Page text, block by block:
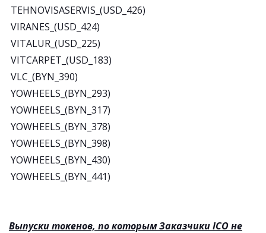
TEHNOVISASERVIS_(USD_426)
VIRANES_(USD_424)
VITALUR_(USD_225)
VITCARPET_(USD_183)
VLC_(BYN_390)
YOWHEELS_(BYN_293)
YOWHEELS_(BYN_317)
YOWHEELS_(BYN_378)
YOWHEELS_(BYN_398)
YOWHEELS_(BYN_430)
YOWHEELS_(BYN_441)
Выпуски токенов, по которым Заказчики ICO не